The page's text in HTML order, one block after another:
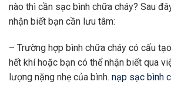
nào thì cần sạc bình chữa cháy? Sau
nhận biết bạn cần lưu tâm:
– Trường hợp bình chữa cháy có cấu
hết khí hoặc bạn có thể nhận biết qua
lượng nặng nhẹ của bình. nạp sạc bình